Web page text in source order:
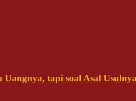
tapi soal Asal